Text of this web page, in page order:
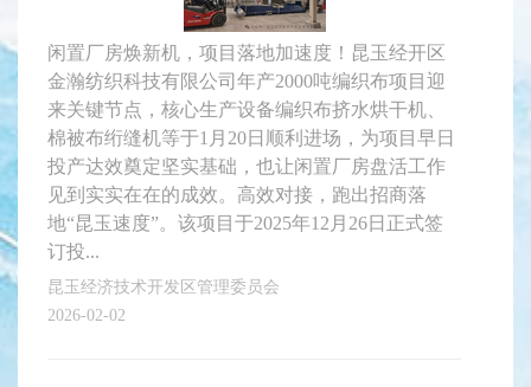
闲置厂房焕新机，项目落地加速度！昆玉经开区
金瀚纺织科技有限公司年产2000吨编织布项目迎
来关键节点，核心生产设备编织布挤水烘干机、
棉被布绗缝机等于1月20日顺利进场，为项目早日
投产达效奠定坚实基础，也让闲置厂房盘活工作
见到实实在在的成效。高效对接，跑出招商落
地“昆玉速度”。该项目于2025年12月26日正式签
订投...
昆玉经济技术开发区管理委员会
2026-02-02